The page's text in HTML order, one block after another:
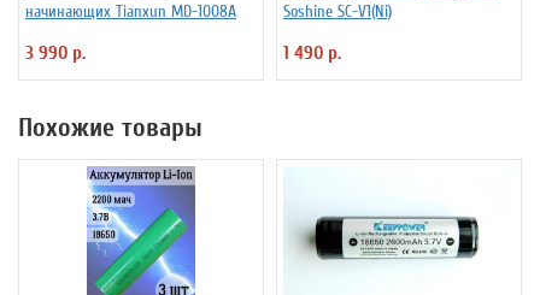
начинающих Tianxun MD-1008A
3 990 р.
Soshine SC-V1(Ni)
1 490 р.
Похожие товары